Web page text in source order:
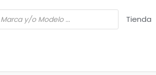
Tienda